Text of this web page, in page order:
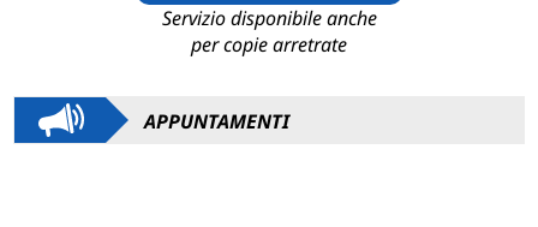
Servizio disponibile anche
per copie arretrate
APPUNTAMENTI